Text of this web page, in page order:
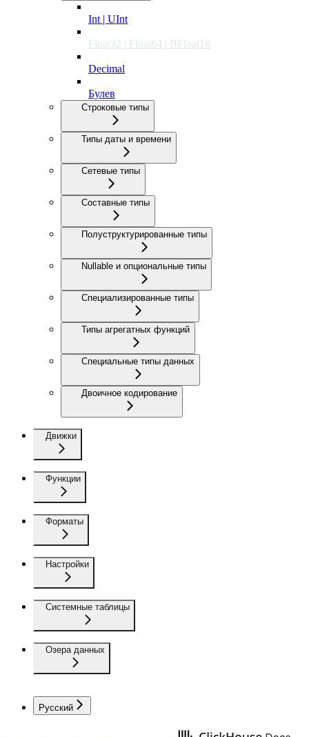
Int | UInt
Float32 | Float64 | BFloat16
Decimal
Булев
Строковые типы
Типы даты и времени
Сетевые типы
Составные типы
Полуструктурированные типы
Nullable и опциональные типы
Специализированные типы
Типы агрегатных функций
Специальные типы данных
Двоичное кодирование
Движки
Функции
Форматы
Настройки
Системные таблицы
Озера данных
Русский